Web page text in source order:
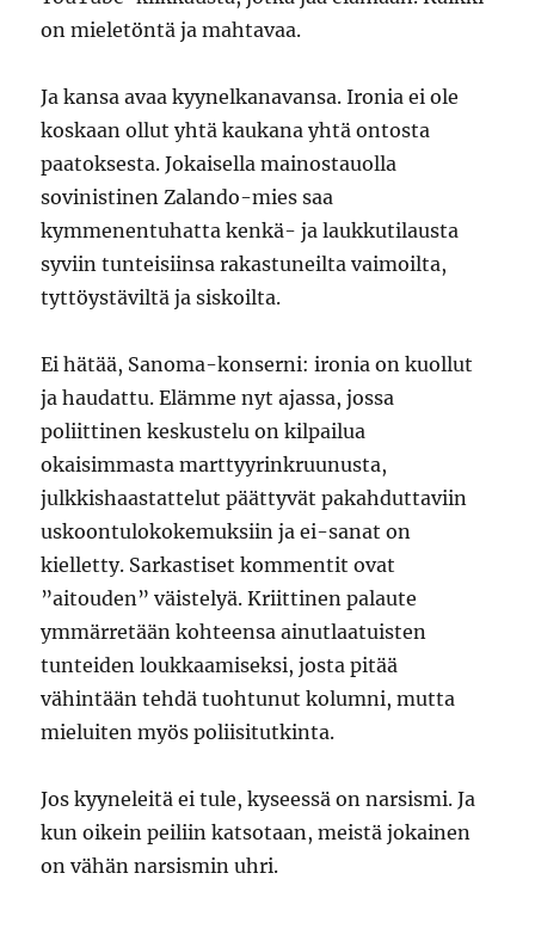
on mieletöntä ja mahtavaa.
Ja kansa avaa kyynelkanavansa. Ironia ei ole
koskaan ollut yhtä kaukana yhtä ontosta
paatoksesta. Jokaisella mainostauolla
sovinistinen Zalando-mies saa
kymmenentuhatta kenkä- ja laukkutilausta
syviin tunteisiinsa rakastuneilta vaimoilta,
tyttöystäviltä ja siskoilta.
Ei hätää, Sanoma-konserni: ironia on kuollut
ja haudattu. Elämme nyt ajassa, jossa
poliittinen keskustelu on kilpailua
okaisimmasta marttyyrinkruunusta,
julkkishaastattelut päättyvät pakahduttaviin
uskoontulokokemuksiin ja ei-sanat on
kielletty. Sarkastiset kommentit ovat
”aitouden” väistelyä. Kriittinen palaute
ymmärretään kohteensa ainutlaatuisten
tunteiden loukkaamiseksi, josta pitää
vähintään tehdä tuohtunut kolumni, mutta
mieluiten myös poliisitutkinta.
Jos kyyneleitä ei tule, kyseessä on narsismi. Ja
kun oikein peiliin katsotaan, meistä jokainen
on vähän narsismin uhri.